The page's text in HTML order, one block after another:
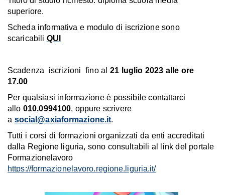
superiore.
Scheda informativa e modulo di iscrizione sono
scaricabili QUI
Scadenza iscrizioni fino al 21 luglio 2023 alle ore
17.00
Per qualsiasi informazione è possibile contattarci
allo010.0994100, oppure scrivere
a social@axiaformazione.it.
Tutti i corsi di formazioni organizzati da enti accreditati
dalla Regione liguria, sono consultabili al link del portale
Formazionelavoro
https://formazionelavoro.regione.liguria.it/